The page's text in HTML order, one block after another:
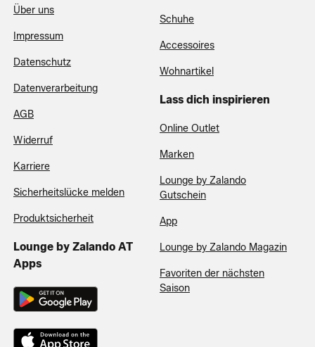
Über uns
Impressum
Datenschutz
Datenverarbeitung
AGB
Widerruf
Karriere
Sicherheitslücke melden
Produktsicherheit
Lounge by Zalando AT
Apps
Schuhe
Accessoires
Wohnartikel
Lass dich inspirieren
Online Outlet
Marken
Lounge by Zalando
Gutschein
App
Lounge by Zalando Magazin
Favoriten der nächsten
Saison